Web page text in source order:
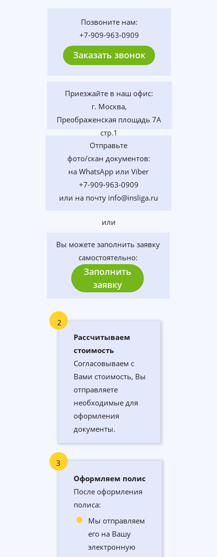
Заказать звонок
Позвоните нам:
+7-909-963-0909
Приезжайте в наш офис:
г. Москва,
Преображенская площадь 7А
стр.1
Отправьте
фото/скан документов:
на WhatsApp или Viber
+7-909-963-0909
или на почту info@insliga.ru
Рассчитываем
стоимость
Согласовываем с
Вами стоимость, Вы
отправляете
необходимые для
оформления
документы.
Оформляем полис
После оформления
полиса:
2
3
Мы отправляем
его на Вашу
электронную
Заполнить
заявку
Вы можете заполнить заявку
самостоятельно:
или